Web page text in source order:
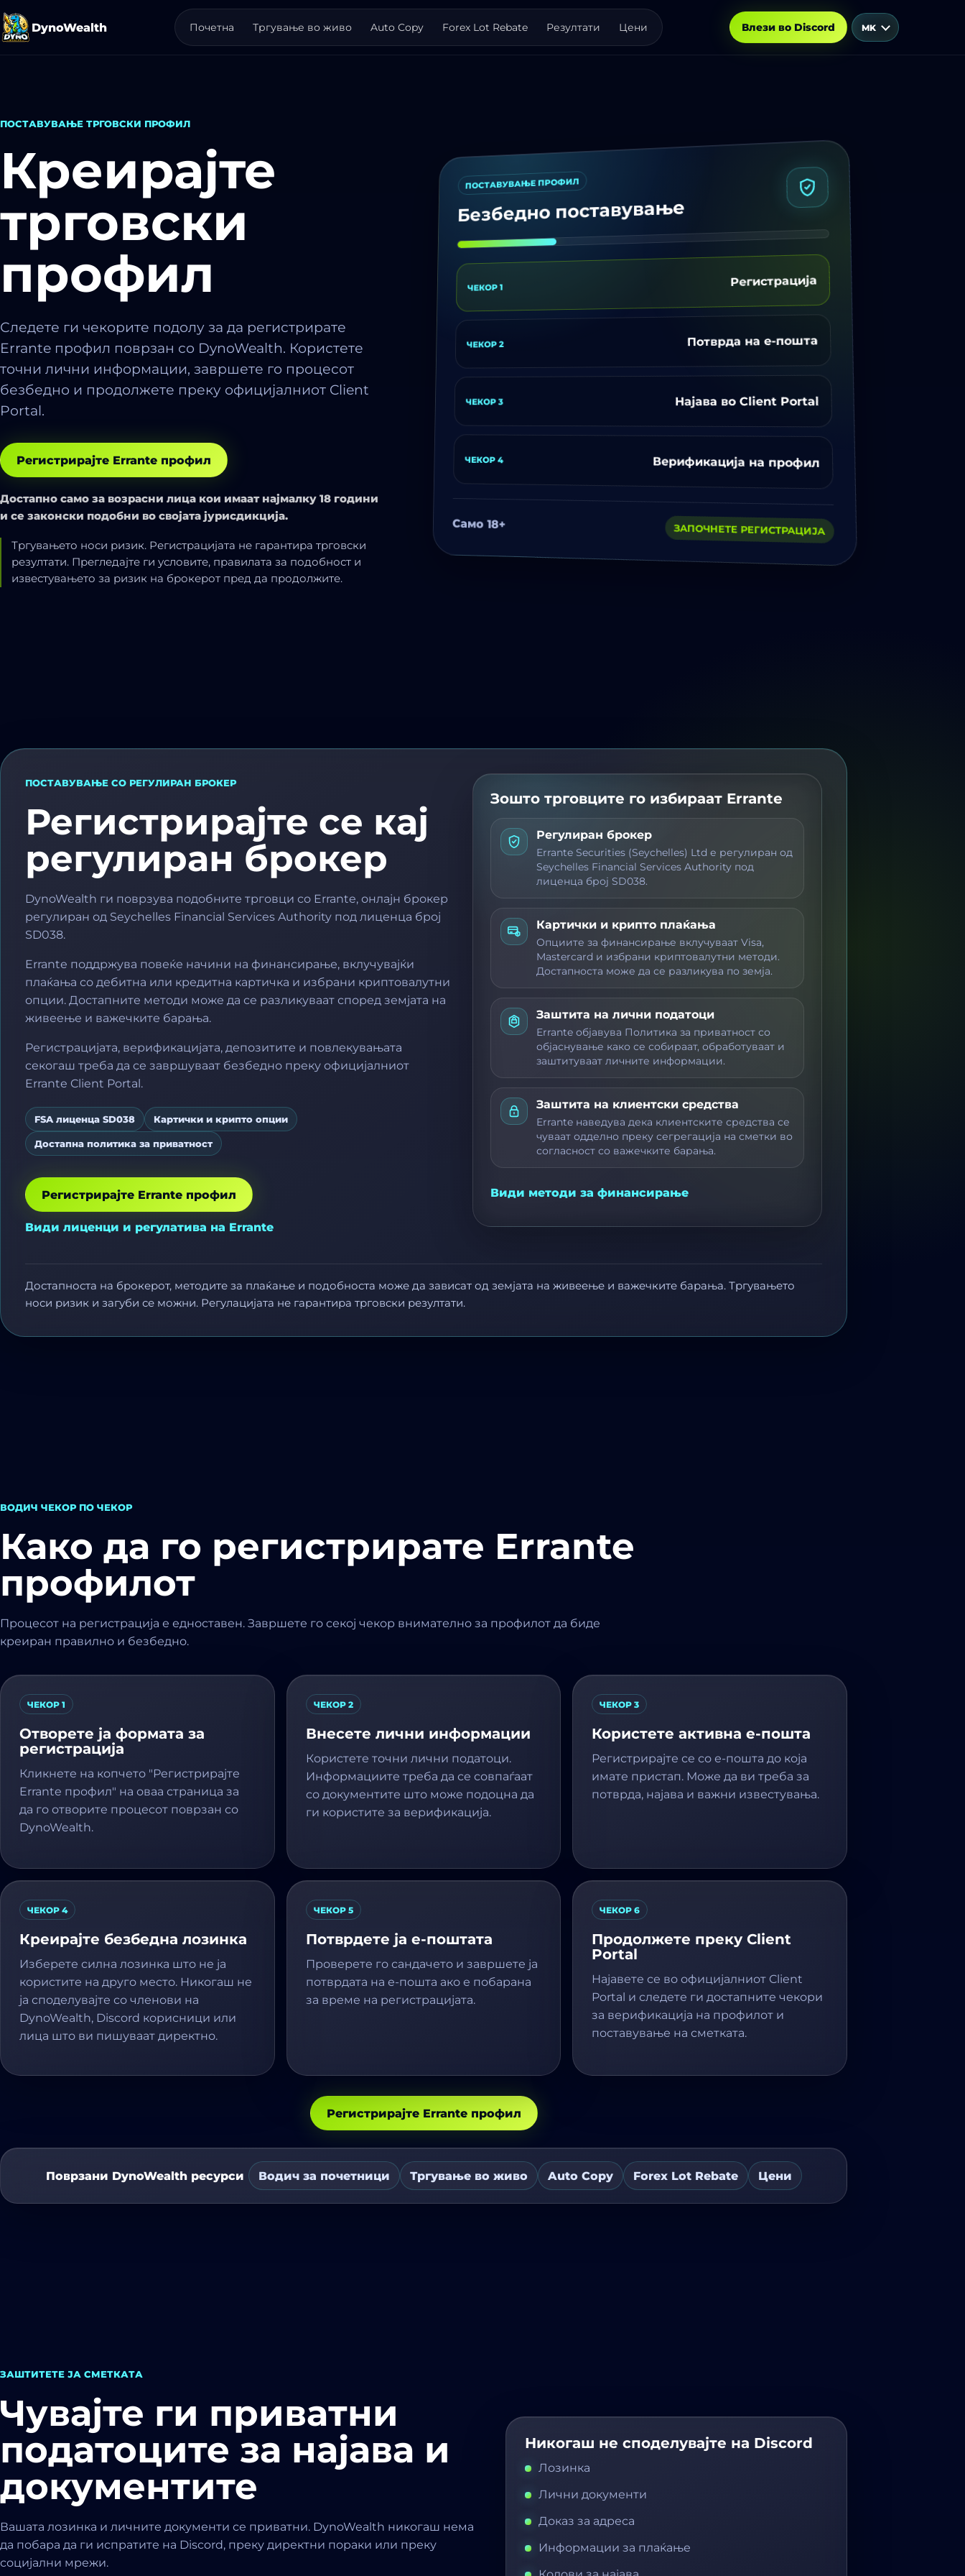
DynoWealth
Почетна Тргување во живо Auto Copy Forex Lot Rebate Резултати Цени MK
Влези во Discord
ПОСТАВУВАЊЕ ТРГОВСКИ ПРОФИЛ
Креирајте
трговски
профил
Следете ги чекорите подолу за да регистрирате
Errante профил поврзан со DynoWealth. Користете
точни лични информации, завршете го процесот
безбедно и продолжете преку официјалниот Client
Portal.
Регистрирајте Errante профил
Достапно само за возрасни лица кои имаат најмалку 18 години
и се законски подобни во својата јурисдикција.
Тргувањето носи ризик. Регистрацијата не гарантира трговски
резултати. Прегледајте ги условите, правилата за подобност и
известувањето за ризик на брокерот пред да продолжите.
ПОСТАВУВАЊЕ ПРОФИЛ
Безбедно поставување
ЧЕКОР 1 Регистрација
ЧЕКОР 2 Потврда на е-пошта
ЧЕКОР 3 Најава во Client Portal
ЧЕКОР 4 Верификација на профил
Само 18+ ЗАПОЧНЕТЕ РЕГИСТРАЦИЈА
ПОСТАВУВАЊЕ СО РЕГУЛИРАН БРОКЕР
Регистрирајте се кај
регулиран брокер
DynoWealth ги поврзува подобните трговци со Errante, онлајн брокер
регулиран од Seychelles Financial Services Authority под лиценца број
SD038.
Errante поддржува повеќе начини на финансирање, вклучувајќи
плаќања со дебитна или кредитна картичка и избрани криптовалутни
опции. Достапните методи може да се разликуваат според земјата на
живеење и важечките барања.
Регистрацијата, верификацијата, депозитите и повлекувањата
секогаш треба да се завршуваат безбедно преку официјалниот
Errante Client Portal.
FSA лиценца SD038 Картички и крипто опции
Достапна политика за приватност
Регистрирајте Errante профил
Види лиценци и регулатива на Errante
Зошто трговците го избираат Errante
Регулиран брокер
Errante Securities (Seychelles) Ltd е регулиран од
Seychelles Financial Services Authority под
лиценца број SD038.
Картички и крипто плаќања
Опциите за финансирање вклучуваат Visa,
Mastercard и избрани криптовалутни методи.
Достапноста може да се разликува по земја.
Заштита на лични податоци
Errante објавува Политика за приватност со
објаснување како се собираат, обработуваат и
заштитуваат личните информации.
Заштита на клиентски средства
Errante наведува дека клиентските средства се
чуваат одделно преку сегрегација на сметки во
согласност со важечките барања.
Види методи за финансирање
Достапноста на брокерот, методите за плаќање и подобноста може да зависат од земјата на живеење и важечките барања. Тргувањето
носи ризик и загуби се можни. Регулацијата не гарантира трговски резултати.
ВОДИЧ ЧЕКОР ПО ЧЕКОР
Како да го регистрирате Errante
профилот
Процесот на регистрација е едноставен. Завршете го секој чекор внимателно за профилот да биде
креиран правилно и безбедно.
ЧЕКОР 1
Отворете ја формата за
регистрација
Кликнете на копчето "Регистрирајте
Errante профил" на оваа страница за
да го отворите процесот поврзан со
DynoWealth.
ЧЕКОР 2
Внесете лични информации
Користете точни лични податоци.
Информациите треба да се совпаѓаат
со документите што може подоцна да
ги користите за верификација.
ЧЕКОР 3
Користете активна е-пошта
Регистрирајте се со е-пошта до која
имате пристап. Може да ви треба за
потврда, најава и важни известувања.
ЧЕКОР 4
Креирајте безбедна лозинка
Изберете силна лозинка што не ја
користите на друго место. Никогаш не
ја споделувајте со членови на
DynoWealth, Discord корисници или
лица што ви пишуваат директно.
ЧЕКОР 5
Потврдете ја е-поштата
Проверете го сандачето и завршете ја
потврдата на е-пошта ако е побарана
за време на регистрацијата.
ЧЕКОР 6
Продолжете преку Client
Portal
Најавете се во официјалниот Client
Portal и следете ги достапните чекори
за верификација на профилот и
поставување на сметката.
Регистрирајте Errante профил
Поврзани DynoWealth ресурси Водич за почетници Тргување во живо Auto Copy Forex Lot Rebate Цени
ЗАШТИТЕТЕ ЈА СМЕТКАТА
Чувајте ги приватни
податоците за најава и
документите
Вашата лозинка и личните документи се приватни. DynoWealth никогаш нема
да побара да ги испратите на Discord, преку директни пораки или преку
социјални мрежи.
Никогаш не споделувајте на Discord
Лозинка
Лични документи
Доказ за адреса
Информации за плаќање